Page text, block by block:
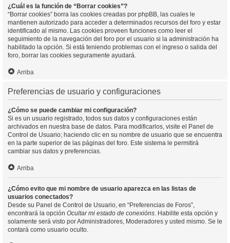
¿Cuál es la función de “Borrar cookies”?
“Borrar cookies” borra las cookies creadas por phpBB, las cuales le
mantienen autorizado para acceder a determinados recursos del foro y estar
identificado al mismo. Las cookies proveen funciones como leer el
seguimiento de la navegación del foro por el usuario si la administración ha
habilitado la opción. Si está teniendo problemas con el ingreso o salida del
foro, borrar las cookies seguramente ayudará.
Arriba
Preferencias de usuario y configuraciones
¿Cómo se puede cambiar mi configuración?
Si es un usuario registrado, todos sus datos y configuraciones están
archivados en nuestra base de datos. Para modificarlos, visite el Panel de
Control de Usuario; haciendo clic en su nombre de usuario que se encuentra
en la parte superior de las páginas del foro. Este sistema le permitirá
cambiar sus datos y preferencias.
Arriba
¿Cómo evito que mi nombre de usuario aparezca en las listas de
usuarios conectados?
Desde su Panel de Control de Usuario, en “Preferencias de Foros”,
encontrará la opción Ocultar mi estado de conexións. Habilite esta opción y
solamente será visto por Administradores, Moderadores y usted mismo. Se le
contará como usuario oculto.